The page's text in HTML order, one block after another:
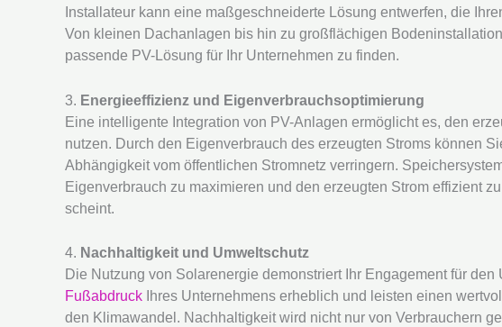
Installateur kann eine maßgeschneiderte Lösung entwerfen, die
Von kleinen Dachanlagen bis hin zu großflächigen
passende PV-Lösung für Ihr Unternehmen zu finden.
3. Energieeffizienz und Eigenverbrauchsoptimierung
Eine intelligente Integration von PV-Anlagen ermöglicht es, den
nutzen. Durch den Eigenverbrauch des erzeugten Stroms können
Abhängigkeit vom öffentlichen Stromnetz verringern.
Eigenverbrauch zu maximieren und den erzeugten Strom effizient
scheint.
4. Nachhaltigkeit und Umweltschutz
Die Nutzung von Solarenergie demonstriert Ihr Engagement für
Fußabdruck Ihres Unternehmens erheblich und leisten einen
den Klimawandel. Nachhaltigkeit wird nicht nur von Verbrauchern